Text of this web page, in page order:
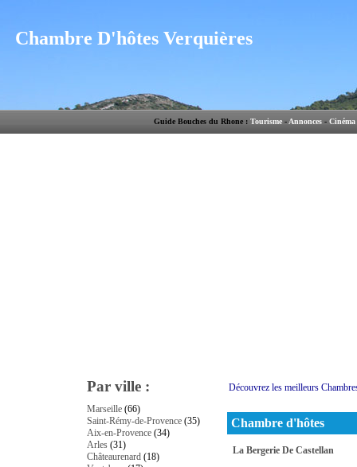
Chambre D'hôtes Verquières
Guide Bouches du Rhone : Tourisme- Annonces- Cinéma
Par ville :
Marseille (66)
Saint-Rémy-de-Provence (35)
Aix-en-Provence (34)
Arles (31)
Châteaurenard (18)
Découvrez les meilleurs
Chambre d'hôtes
La Bergerie De Castellan